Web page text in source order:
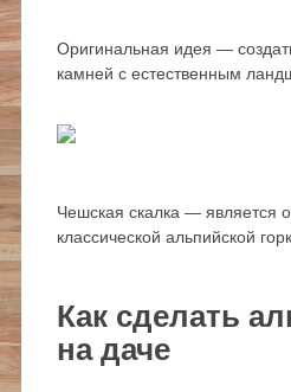
Оригинальная идея —
камней с естественным
Чешская скалка — является
классической альпийской
Как сделать
на даче